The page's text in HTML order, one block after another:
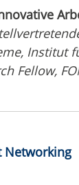
Institut
Fellow,